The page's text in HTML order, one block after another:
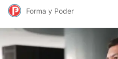
Forma y Poder